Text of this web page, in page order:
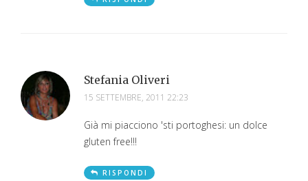
Stefania Oliveri
15 SETTEMBRE, 2011 22:23
Già mi piacciono 'sti portoghesi: un dolce
gluten free!!!
RISPONDI